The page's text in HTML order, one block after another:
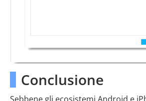
Conclusione